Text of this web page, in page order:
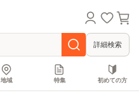
詳細検索
地域 特集 初めての方